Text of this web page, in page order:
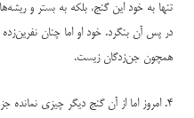
تنها به خود این گنج، بلکه به بستر و
در پس آن بنگرد. خود او اما چنان
همچون جن‌زدگان زیست.
۴. امروز اما از آن گنج دیگر چیزی